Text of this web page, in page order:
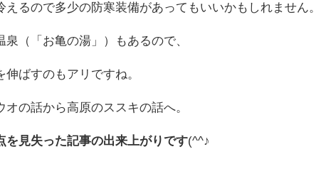
えるので多少の防寒装備があってもいいかもしれません。
泉（「お亀の湯」）もあるので、
伸ばすのもアリですね。
オの話から高原のススキの話へ。
を見失った記事の出来上がりです(^^♪